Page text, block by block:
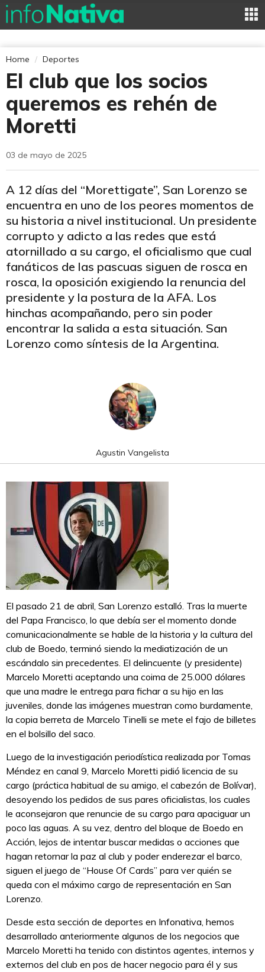
Home Deportes
El club que los socios
queremos es rehén de
Moretti
03 de mayo de 2025
A 12 días del “Morettigate”, San Lorenzo se
encuentra en uno de los peores momentos de
su historia a nivel institucional. Un presidente
corrupto y adicto a las redes que está
atornillado a su cargo, el oficialismo que cual
fanáticos de las pascuas siguen de rosca en
rosca, la oposición exigiendo la renuncia del
presidente y la postura de la AFA. Los
hinchas acompañando, pero sin poder
encontrar la salida a esta situación. San
Lorenzo como síntesis de la Argentina.
Agustin Vangelista
El pasado 21 de abril, San Lorenzo estalló. Tras la muerte
del Papa Francisco, lo que debía ser el momento donde
comunicacionalmente se hable de la historia y la cultura del
club de Boedo, terminó siendo la mediatización de un
escándalo sin precedentes. El delincuente (y presidente)
Marcelo Moretti aceptando una coima de 25.000 dólares
que una madre le entrega para fichar a su hijo en las
juveniles, donde las imágenes muestran como burdamente,
la copia berreta de Marcelo Tinelli se mete el fajo de billetes
en el bolsillo del saco.
Luego de la investigación periodística realizada por Tomas
Méndez en canal 9, Marcelo Moretti pidió licencia de su
cargo (práctica habitual de su amigo, el cabezón de Bolívar),
desoyendo los pedidos de sus pares oficialistas, los cuales
le aconsejaron que renuncie de su cargo para apaciguar un
poco las aguas. A su vez, dentro del bloque de Boedo en
Acción, lejos de intentar buscar medidas o acciones que
hagan retornar la paz al club y poder enderezar el barco,
siguen el juego de “House Of Cards” para ver quién se
queda con el máximo cargo de representación en San
Lorenzo.
Desde esta sección de deportes en Infonativa, hemos
desarrollado anteriormente algunos de los negocios que
Marcelo Moretti ha tenido con distintos agentes, internos y
externos del club en pos de hacer negocio para él y sus